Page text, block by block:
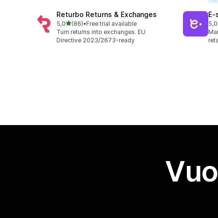
Returbo Returns & Exchanges
5,0stelle su 5
(86)
86 recensioni totali
•Free trial available
Turn returns into exchanges. EU
Directive 2023/2673-ready
5,0
38